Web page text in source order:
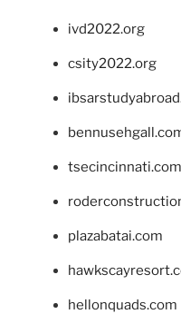
ivd2022.org
csity2022.org
tsecincinnati.com
plazabatai.com
hellonquads.com